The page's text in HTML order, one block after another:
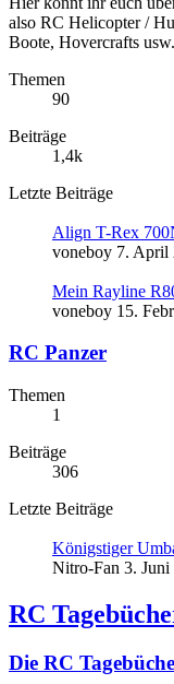
also RC Helicopter /
Boote, Hovercrafts
Themen
90
Beiträge
1,4k
Letzte Beiträge
Align T-Rex
voneboy 7. April
Mein Rayline
voneboy 15.
RC Panzer
Themen
1
Beiträge
306
Letzte Beiträge
Königstiger
Nitro-Fan 3. Juni
RC
Die RC